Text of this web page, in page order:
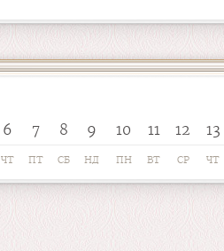
6 7 8 9 10 11 12 13
ЧТ ПТ СБ НД ПН ВТ СР ЧТ